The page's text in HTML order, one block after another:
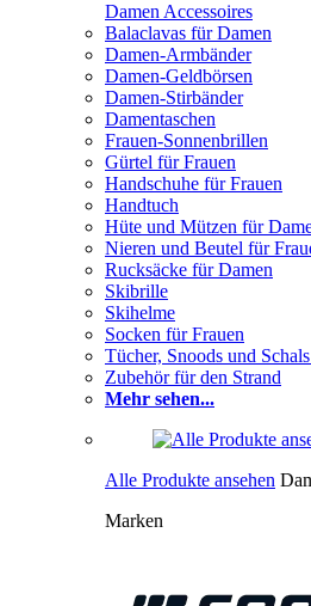
Damen Accessoires
Balaclavas für Damen
Damen-Armbänder
Damen-Geldbörsen
Damen-Stirbänder
Damentaschen
Frauen-Sonnenbrillen
Gürtel für Frauen
Handschuhe für Frauen
Handtuch
Hüte und Mützen für
Nieren und Beutel für
Rucksäcke für Damen
Skibrille
Skihelme
Socken für Frauen
Tücher, Snoods und
Zubehör für den Strand
Mehr sehen...
Alle Produkte ansehen
Marken